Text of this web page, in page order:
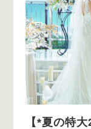
【*夏の特